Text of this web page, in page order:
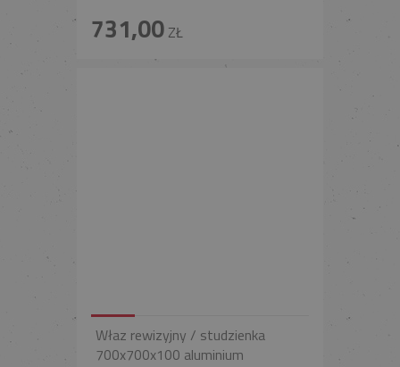
731,00ZŁ
Właz rewizyjny / studzienka
700x700x100 aluminium